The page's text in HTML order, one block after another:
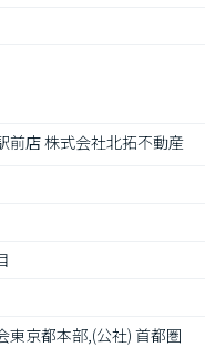
前店 株式会社北拓不動産
東京都本部,(公社) 首都圏